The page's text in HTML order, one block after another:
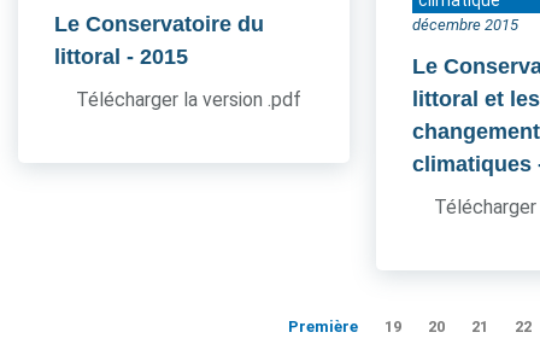
Le Conservatoire du
littoral - 2015
Télécharger la version .pdf
décembre 2015
Le
littoral et les
climatiques
Première 19 20 21 22